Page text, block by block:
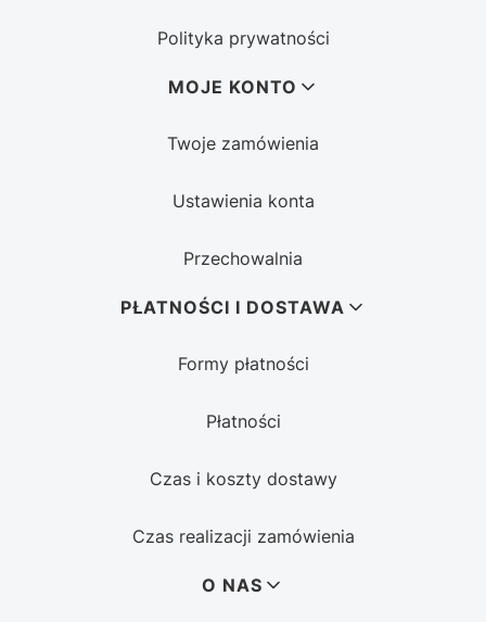
Polityka prywatności
MOJE KONTO
Twoje zamówienia
Ustawienia konta
Przechowalnia
PŁATNOŚCI I DOSTAWA
Formy płatności
Płatności
Czas i koszty dostawy
Czas realizacji zamówienia
O NAS